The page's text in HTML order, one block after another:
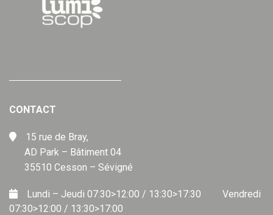
CONTACT
15 rue de Bray,
AD Park – Bâtiment 04
35510 Cesson – Sévigné
Vendredi
07:30>12:00 / 13:30>17:00